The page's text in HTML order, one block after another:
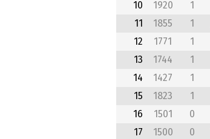
10
1920 1
11
1855 1
12
1771 1
13
1744 1
14
1427 1
15
1823 1
16
1501 0
17
1500 0